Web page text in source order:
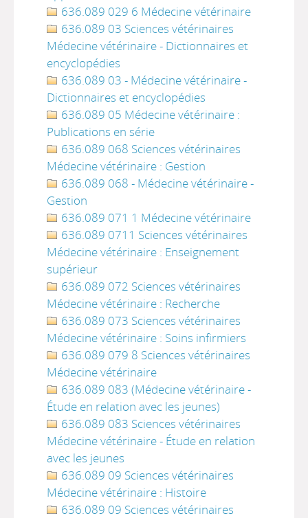
636.089 029 6 Médecine vétérinaire
636.089 03 Sciences vétérinaires
Médecine vétérinaire - Dictionnaires et
encyclopédies
636.089 03 - Médecine vétérinaire -
Dictionnaires et encyclopédies
636.089 05 Médecine vétérinaire :
Publications en série
636.089 068 Sciences vétérinaires
Médecine vétérinaire : Gestion
636.089 068 - Médecine vétérinaire -
Gestion
636.089 071 1 Médecine vétérinaire
636.089 0711 Sciences vétérinaires
Médecine vétérinaire : Enseignement
supérieur
636.089 072 Sciences vétérinaires
Médecine vétérinaire : Recherche
636.089 073 Sciences vétérinaires
Médecine vétérinaire : Soins infirmiers
636.089 079 8 Sciences vétérinaires
Médecine vétérinaire
636.089 083 (Médecine vétérinaire -
Étude en relation avec les jeunes)
636.089 083 Sciences vétérinaires
Médecine vétérinaire - Étude en relation
avec les jeunes
636.089 09 Sciences vétérinaires
Médecine vétérinaire : Histoire
636.089 09 Sciences vétérinaires